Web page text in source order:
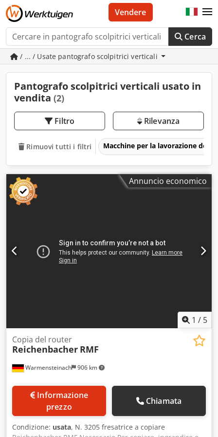
Cerca
Vendere
/ ... / Usate pantografo scolpitrici verticali
Pantografo scolpitrici verticali usato in
vendita (2)
Filtro Rilevanza
Rimuovi tutti i filtri Macchine per la lavorazione del
Annuncio economico
1 / 5
Warmensteinach 906 km
Copia del router
Reichenbacher RMF
prezzo
Chiamata
Condizione: usata, N. 3205 fresatrice a copiare